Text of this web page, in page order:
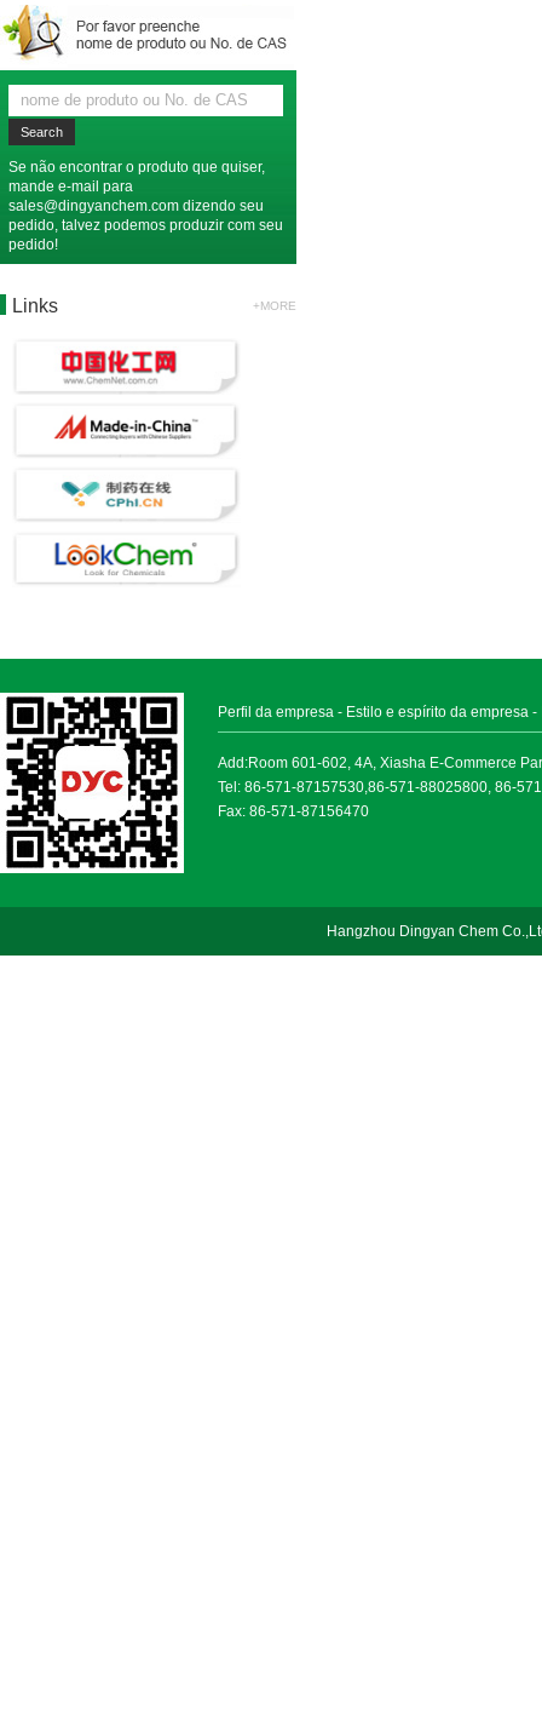
Se não encontrar o produto que quiser,
mande e-mail para
sales@dingyanchem.com dizendo seu
pedido, talvez podemos produzir com seu
pedido!
Links +MORE
Perfil da empresa - Estilo e espírito da empresa -
Add:Room 601-602, 4A, Xiasha E-Commerce
Tel: 86-571-87157530,86-571-88025800, 86-
Fax: 86-571-87156470
Hangzhou Dingyan Chem